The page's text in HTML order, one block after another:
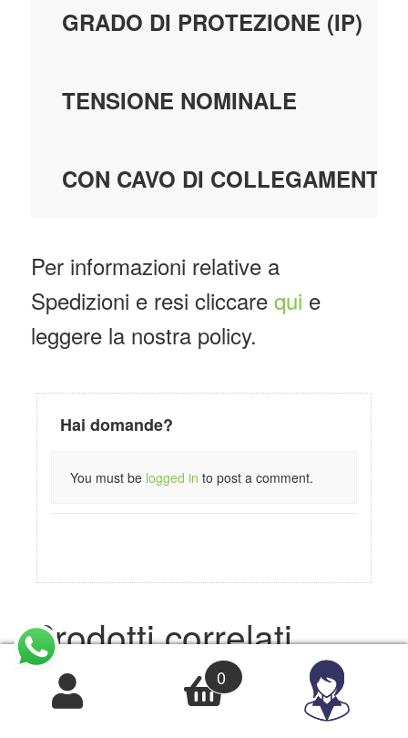
GRADO DI PROTEZIONE (IP)
TENSIONE NOMINALE
CON CAVO DI COLLEGAMENTO
Per informazioni relative a
Spedizioni e resi cliccare qui e
leggere la nostra policy.
Hai domande?
You must be logged in to post a comment.
Prodotti correlati
0